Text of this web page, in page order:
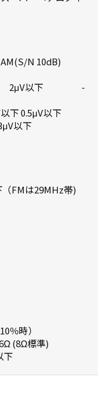
N 10dB)
下 2μV以下 -
下 0.5μV以下
以下
（FMは29MHz帯)
％時）
(8Ω標準)
下